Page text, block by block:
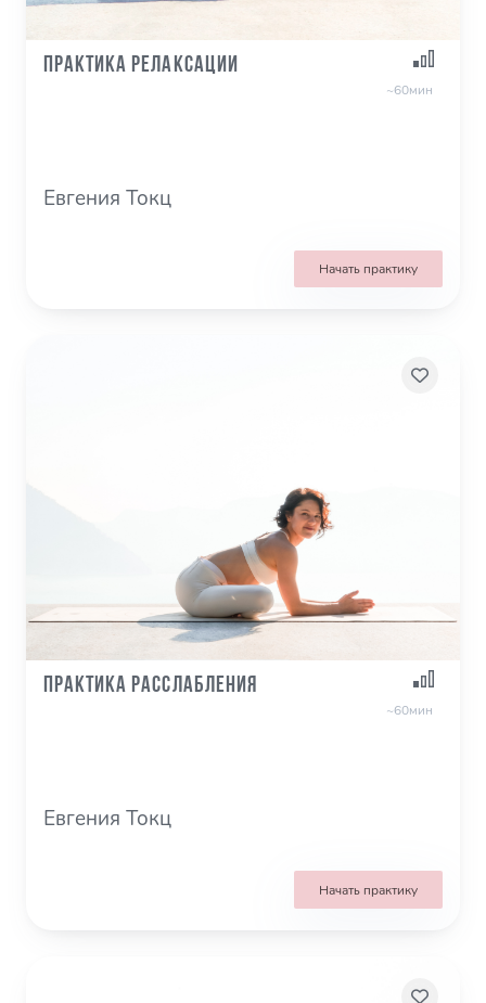
Практика релаксации
~60мин
Евгения Токц
Начать практику
Практика расслабления
~60мин
Евгения Токц
Начать практику